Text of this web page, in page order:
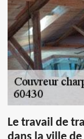
Le travail de